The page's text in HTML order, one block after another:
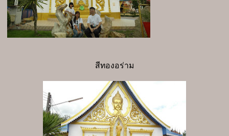
สีทองอร่าม